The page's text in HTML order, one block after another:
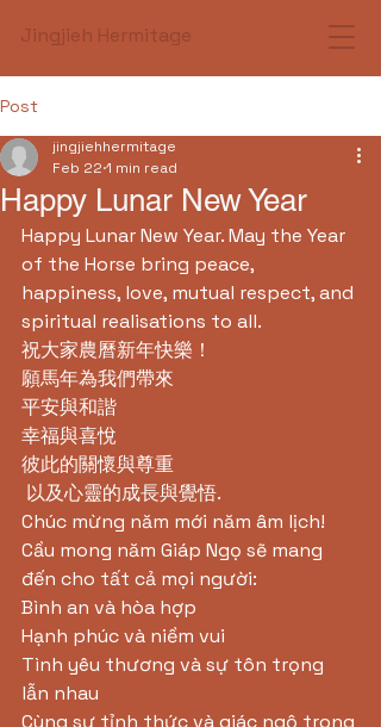
Jingjieh Hermitage
Post
Happy Lunar New Year
jingjiehhermitage
Feb 22 1 min read
Happy Lunar New Year. May the Year
of the Horse bring peace,
happiness, love, mutual respect, and
spiritual realisations to all.
祝大家農曆新年快樂！
願馬年為我們帶來
平安與和諧
幸福與喜悅
彼此的關懷與尊重
以及心靈的成長與覺悟.
Chúc mừng năm mới năm âm lịch!
Cầu mong năm Giáp Ngọ sẽ mang
đến cho tất cả mọi người:
Bình an và hòa hợp
Hạnh phúc và niềm vui
Tình yêu thương và sự tôn trọng
lẫn nhau
Cùng sự tỉnh thức và giác ngộ trong